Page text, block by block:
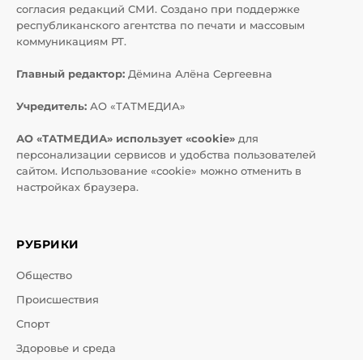
согласия редакций СМИ. Создано при поддержке
республиканского агентства по печати и массовым
коммуникациям РТ.
Главный редактор: Дёмина Алёна Сергеевна
Учредитель: АО «ТАТМЕДИА»
АО «ТАТМЕДИА» использует «cookie» для
персонализации сервисов и удобства пользователей
сайтом. Использование «cookie» можно отменить в
настройках браузера.
РУБРИКИ
Общество
Происшествия
Спорт
Здоровье и среда